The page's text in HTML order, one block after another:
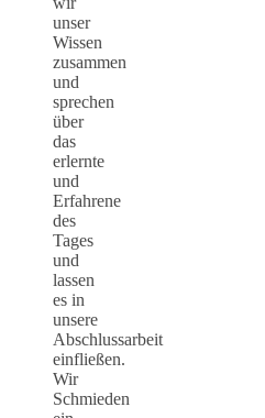
unser
Wissen
zusammen
und
sprechen
über
das
erlernte
und
Erfahrene
des
Tages
und
lassen
es in
unsere
Abschlussarbeit
einfließen.
Wir
Schmieden